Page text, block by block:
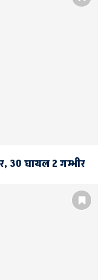
30 घायल 2 गम्भीर